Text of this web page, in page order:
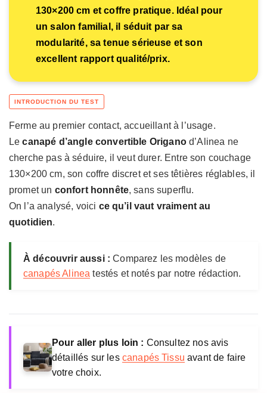
130×200 cm et coffre pratique. Idéal pour
un salon familial, il séduit par sa
modularité, sa tenue sérieuse et son
excellent rapport qualité/prix.
Ferme au premier contact, accueillant à l’usage.
Lecanapé d’angle convertible Origanod’Alinea ne
cherche pas à séduire, il veut durer. Entre son couchage
130×200 cm, son coffre discret et ses têtières réglables, il
promet un confort honnête, sans superflu.
On l’a analysé, voici ce qu’il vaut vraiment au
quotidien.
À découvrir aussi : Comparez les modèles de
canapés Alinea testés et notés par notre rédaction.
Pour aller plus loin : Consultez nos avis
détaillés sur les canapés Tissu avant de faire
votre choix.